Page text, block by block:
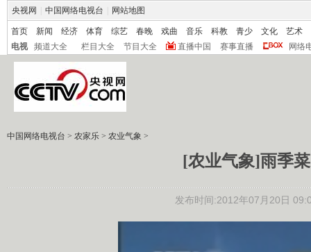
央视网 中国网络电视台 网站地图
首页 新闻 经济 体育 综艺 春晚 戏曲 音乐 科教 青少 文化
艺术
电视
频道大全 栏目大全 节目大全 直播中国 赛事直播 网络
中国网络电视台 > 农家乐 > 农业气象 >
[农业气象]雨季
发布时间:2012年07月20日